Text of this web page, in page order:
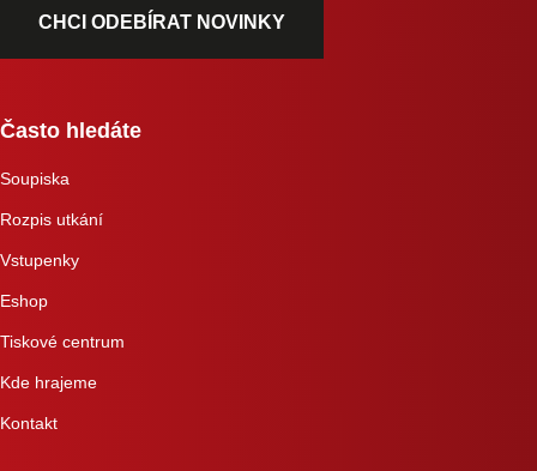
CHCI ODEBÍRAT NOVINKY
Často hledáte
Soupiska
Rozpis utkání
Vstupenky
Eshop
Tiskové centrum
Kde hrajeme
Kontakt